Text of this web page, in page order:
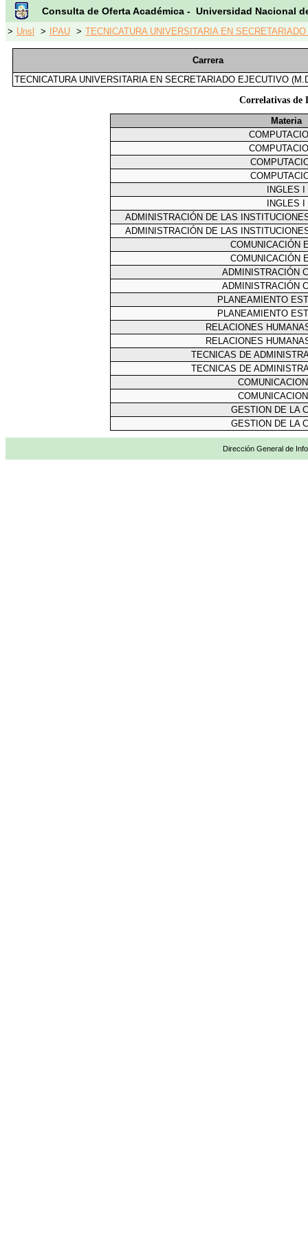
Consulta de Oferta Académica - Universidad Nacional
> Unsl > IPAU > TECNICATURA UNIVERSITARIA EN
Carrera
TECNICATURA UNIVERSITARIA EN SECRETARIADO EJECUTIVO
Correlativas de
Materia
INGLES I
INGLES I
ADMINISTRACIÓN DE LAS
ADMINISTRACIÓN DE LAS
COMUNICACIÓN
COMUNICACIÓN
ADMINISTRACIÓN
ADMINISTRACIÓN
PLANEAMIENTO
PLANEAMIENTO
RELACIONES
RELACIONES
TECNICAS DE
TECNICAS DE
GESTION DE LA
GESTION DE LA
Dirección General de